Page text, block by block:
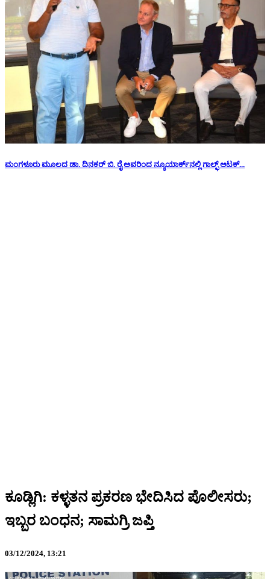
ಮಂಗಳೂರು ಮೂಲದ ಡಾ. ದಿನಕರ್ ಬಿ. ರೈ ಅವರಿಂದ ನ್ಯೂಯಾರ್ಕ್‌ನಲ್ಲಿ ಗಾಲ್ಫ್ ಆಟಕ್...
ಕೂಡ್ಲಿಗಿ: ಕಳ್ಳತನ ಪ್ರಕರಣ ಭೇದಿಸಿದ ಪೊಲೀಸರು;
ಇಬ್ಬರ ಬಂಧನ; ಸಾಮಗ್ರಿ ಜಪ್ತಿ
03/12/2024, 13:21